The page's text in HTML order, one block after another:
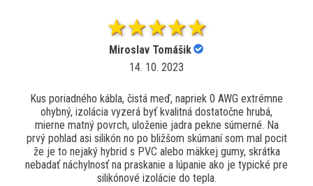
Miroslav Tomášik
14. 10. 2023
Kus poriadného kábla, čistá meď, napriek 0 AWG extrémne
ohybný, izolácia vyzerá byť kvalitná dostatočne hrubá,
mierne matný povrch, uloženie jadra pekne súmerné. Na
prvý pohlad asi silikón no po bližšom skúmaní som mal pocit
že je to nejaký hybrid s PVC alebo mäkkej gumy, skrátka
nebadať náchylnosť na praskanie a lúpanie ako je typické pre
silikónové izolácie do tepla.